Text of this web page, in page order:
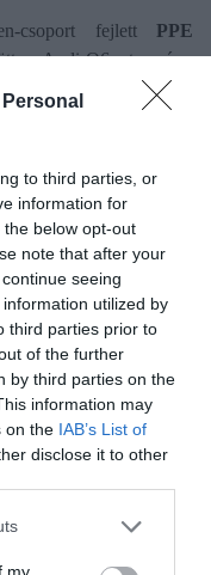
to third parties, or
information for
below opt-out
note that after your
seeing
utilized by
third parties prior to
of the further
by third parties on the
information may
on the IAB’s List of
disclose it to other
or more Google
You may click to
my
csoport fejlettPPE
az Audi Q6 e-tron és a
voltos technológia
de a részletes
eltüntethető
sportautók
dob piacra a
70 millióért?
e-autó